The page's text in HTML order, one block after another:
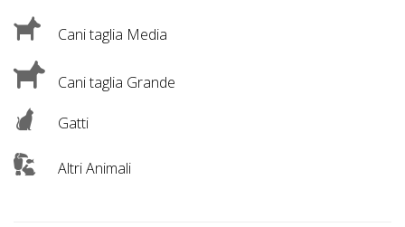
DOG
CODICE
SCONTO
Cani taglia Media
Cani taglia Grande
Gatti
Altri Animali